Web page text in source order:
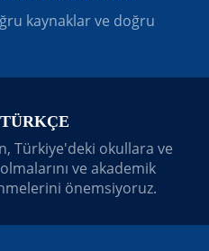
kaynaklar ve doğru
Türkiye'deki okullara ve
ve akademik
önemsiyoruz.